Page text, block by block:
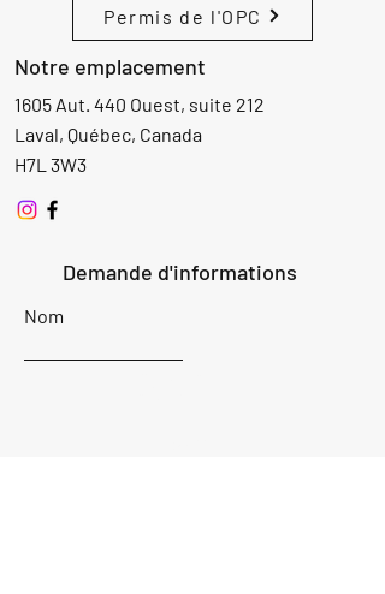
Permis de l'OPC
Notre emplacement
1605 Aut. 440 Ouest, suite 212
Laval, Québec, Canada
H7L 3W3
Demande d'informations
Nom